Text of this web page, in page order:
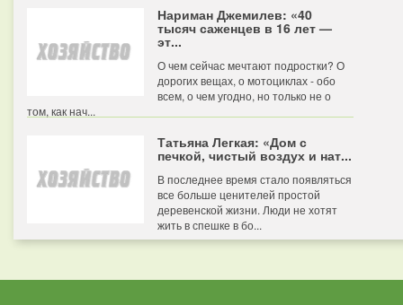
Нариман Джемилев: «40
тысяч саженцев в 16 лет —
эт...
О чем сейчас мечтают подростки? О
дорогих вещах, о мотоциклах - обо
всем, о чем угодно, но только не о
том, как нач...
Татьяна Легкая: «Дом с
печкой, чистый воздух и нат...
В последнее время стало появляться
все больше ценителей простой
деревенской жизни. Люди не хотят
жить в спешке в бо...